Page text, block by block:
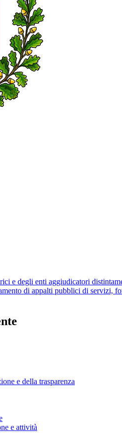
e degli enti aggiudicatori
di appalti pubblici di servizi,
e della trasparenza
e attività